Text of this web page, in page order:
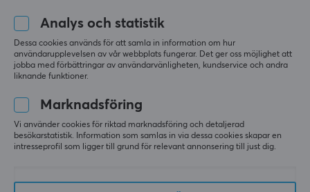
Det kanske är bara mitt bord men det är skitdåligt
grepp på det, inte ovanligt att jag måste justera
mitt i en gaming sesh.
Wooting Handledsstöd 60 Mini - Just Black
för 9 mån. sen
Eetu i
Level 10
Legendary Challenger
PC
Analys och statistik
Dessa cookies används för att samla in information om hur
användarupplevelsen av vår webbplats fungerar. Det ger oss möjlighet att
jobba med förbättringar av användarvänligheten, kundservice och andra
liknande funktioner.
Marknadsföring
Vi använder cookies för riktad marknadsföring och detaljerad
besökarstatistik. Information som samlas in via dessa cookies skapar en
intresseprofil som ligger till grund för relevant annonsering till just dig.